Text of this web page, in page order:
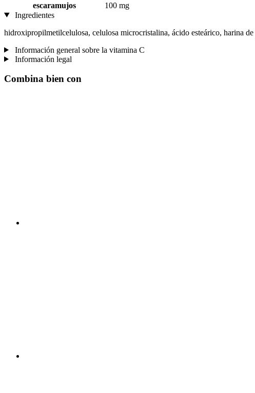
escaramujos
100 mg
Ingredientes
hidroxipropilmetilcelulosa, celulosa microcristalina, ácido esteárico, harina de
Información general sobre la vitamina C
Información legal
Combina bien con